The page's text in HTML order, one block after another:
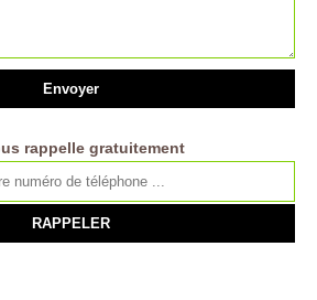
rappelle gratuitement